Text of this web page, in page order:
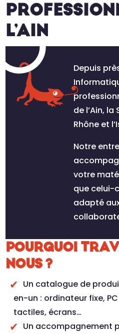
L’AIN
Depuis
de l’Ain,
Rhône et
Notre
votre
que celui-
adapté
POURQUOI
NOUS ?
Un catalogue de
en-un : ordinateur fixe,
tactiles, écrans…
Un accompagnement